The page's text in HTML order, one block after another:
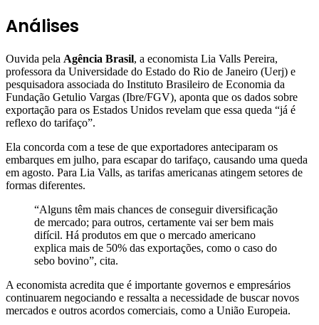
Análises
Ouvida pela Agência Brasil, a economista Lia Valls Pereira,
professora da Universidade do Estado do Rio de Janeiro (Uerj) e
pesquisadora associada do Instituto Brasileiro de Economia da
Fundação Getulio Vargas (Ibre/FGV), aponta que os dados sobre
exportação para os Estados Unidos revelam que essa queda “já é
reflexo do tarifaço”.
Ela concorda com a tese de que exportadores anteciparam os
embarques em julho, para escapar do tarifaço, causando uma queda
em agosto. Para Lia Valls, as tarifas americanas atingem setores de
formas diferentes.
“Alguns têm mais chances de conseguir diversificação
de mercado; para outros, certamente vai ser bem mais
difícil. Há produtos em que o mercado americano
explica mais de 50% das exportações, como o caso do
sebo bovino”, cita.
A economista acredita que é importante governos e empresários
continuarem negociando e ressalta a necessidade de buscar novos
mercados e outros acordos comerciais, como a União Europeia.